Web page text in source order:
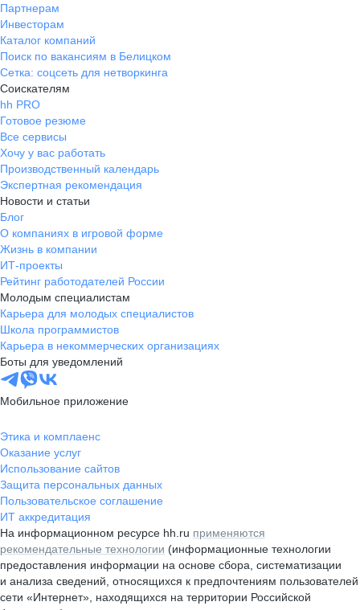
Партнерам
Инвесторам
Каталог компаний
Поиск по вакансиям в Белицком
Сетка: соцсеть для нетворкинга
Соискателям
hh PRO
Готовое резюме
Все сервисы
Хочу у вас работать
Производственный календарь
Экспертная рекомендация
Новости и статьи
Блог
О компаниях в игровой форме
Жизнь в компании
ИТ-проекты
Рейтинг работодателей России
Молодым специалистам
Карьера для молодых специалистов
Школа программистов
Карьера в некоммерческих организациях
Боты для уведомлений
Мобильное приложение
Этика и комплаенс
Оказание услуг
Использование сайтов
Защита персональных данных
Пользовательское соглашение
ИТ аккредитация
На информационном ресурсе hh.ru применяются
рекомендательные технологии (информационные технологии
предоставления информации на основе сбора, систематизации
и анализа сведений, относящихся к предпочтениям пользователей
сети «Интернет», находящихся на территории Российской